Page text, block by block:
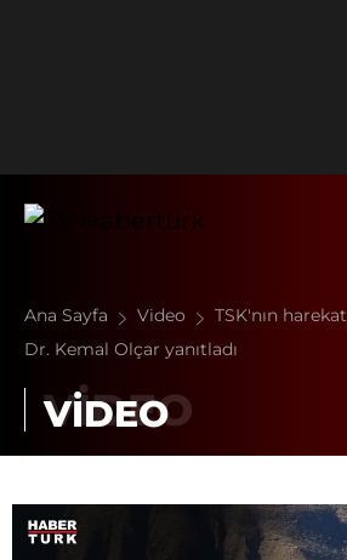
Ana Sayfa Video
TSK'nın
Dr. Kemal Olçar yanıtladı
VİDEO